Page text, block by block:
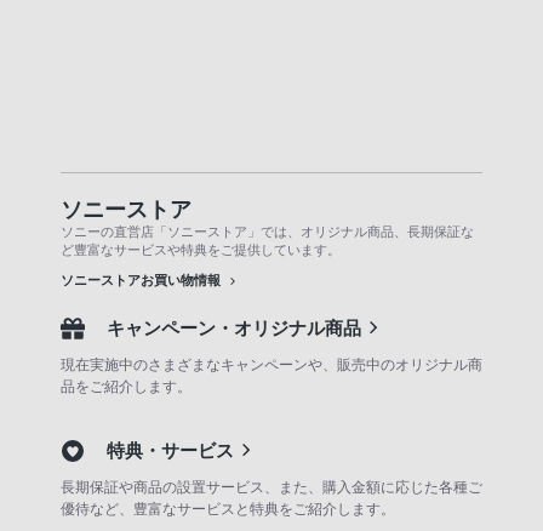
ソニーストア
ソニーの直営店「ソニーストア」では、オリジナル商品、長期保証な
ど豊富なサービスや特典をご提供しています。
ソニーストアお買い物情報
キャンペーン・オリジナル商品
現在実施中のさまざまなキャンペーンや、販売中のオリジナル商
品をご紹介します。
特典・サービス
長期保証や商品の設置サービス、また、購入金額に応じた各種ご
優待など、豊富なサービスと特典をご紹介します。